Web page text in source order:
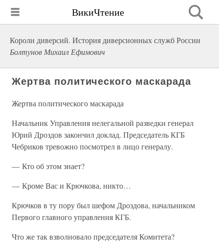
ВикиЧтение
Короли диверсий. История диверсионных служб России
Болтунов Михаил Ефимович
Жертва политического маскарада
Жертва политического маскарада
Начальник Управления нелегальной разведки генерал
Юрий Дроздов закончил доклад. Председатель КГБ
Чебриков тревожно посмотрел в лицо генералу.
— Кто об этом знает?
— Кроме Вас и Крючкова, никто…
Крючков в ту пору был шефом Дроздова, начальником
Первого главного управления КГБ.
Что же так взволновало председателя Комитета?